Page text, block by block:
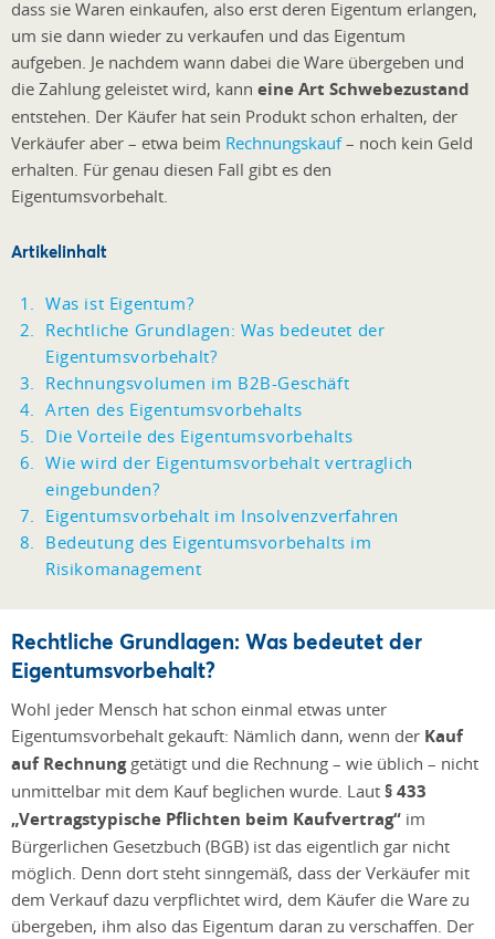
dass sie Waren einkaufen, also erst deren Eigentum erlangen,
um sie dann wieder zu verkaufen und das Eigentum
aufgeben. Je nachdem wann dabei die Ware übergeben und
die Zahlung geleistet wird, kann eine Art Schwebezustand
entstehen. Der Käufer hat sein Produkt schon erhalten, der
Verkäufer aber – etwa beim Rechnungskauf– noch kein Geld
erhalten. Für genau diesen Fall gibt es den
Eigentumsvorbehalt.
Artikelinhalt
Was ist Eigentum?
Rechtliche Grundlagen: Was bedeutet der
Eigentumsvorbehalt?
Rechnungsvolumen im B2B-Geschäft
Arten des Eigentumsvorbehalts
Die Vorteile des Eigentumsvorbehalts
Wie wird der Eigentumsvorbehalt vertraglich
eingebunden?
Eigentumsvorbehalt im Insolvenzverfahren
Bedeutung des Eigentumsvorbehalts im
Risikomanagement
Rechtliche Grundlagen: Was bedeutet der
Eigentumsvorbehalt?
Wohl jeder Mensch hat schon einmal etwas unter
Eigentumsvorbehalt gekauft: Nämlich dann, wenn der Kauf
auf Rechnunggetätigt und die Rechnung – wie üblich – nicht
unmittelbar mit dem Kauf beglichen wurde. Laut § 433
„Vertragstypische Pflichten beim Kaufvertrag“ im
Bürgerlichen Gesetzbuch (BGB) ist das eigentlich gar nicht
möglich. Denn dort steht sinngemäß, dass der Verkäufer mit
dem Verkauf dazu verpflichtet wird, dem Käufer die Ware zu
übergeben, ihm also das Eigentum daran zu verschaffen. Der